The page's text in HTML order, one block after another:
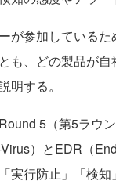
が参加している
も、どの製品が
明する。
5（第5ラウ
）とEDR（
実行防止」「検